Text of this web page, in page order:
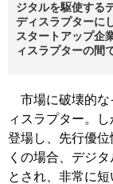
ジタルを駆使する
ディスラプターに
スタートアップ企
ィスラプターの間
市場に破壊的な
ィスラプター。
登場し、先行優
くの場合、デジ
とされ、非常に